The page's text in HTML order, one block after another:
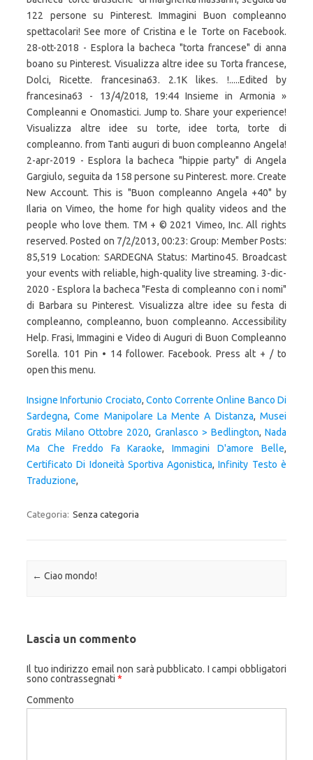
122 persone su Pinterest. Immagini Buon compleanno
spettacolari! See more of Cristina e le Torte on Facebook.
28-ott-2018 - Esplora la bacheca "torta francese" di anna
boano su Pinterest. Visualizza altre idee su Torta francese,
Dolci, Ricette. francesina63. 2.1K likes. !.....Edited by
francesina63 - 13/4/2018, 19:44 Insieme in Armonia »
Compleanni e Onomastici. Jump to. Share your experience!
Visualizza altre idee su torte, idee torta, torte di
compleanno. from Tanti auguri di buon compleanno Angela!
2-apr-2019 - Esplora la bacheca "hippie party" di Angela
Gargiulo, seguita da 158 persone su Pinterest. more. Create
New Account. This is "Buon compleanno Angela +40" by
Ilaria on Vimeo, the home for high quality videos and the
people who love them. TM + © 2021 Vimeo, Inc. All rights
reserved. Posted on 7/2/2013, 00:23: Group: Member Posts:
85,519 Location: SARDEGNA Status: Martino45. Broadcast
your events with reliable, high-quality live streaming. 3-dic-
2020 - Esplora la bacheca "Festa di compleanno con i nomi"
di Barbara su Pinterest. Visualizza altre idee su festa di
compleanno, compleanno, buon compleanno. Accessibility
Help. Frasi, Immagini e Video di Auguri di Buon Compleanno
Sorella. 101 Pin • 14 follower. Facebook. Press alt + / to
open this menu.
Insigne Infortunio Crociato, Conto Corrente Online Banco Di
Sardegna,Come Manipolare La Mente A Distanza,Musei
Gratis Milano Ottobre 2020, Granlasco > Bedlington,Nada
Ma Che Freddo Fa Karaoke,Immagini D'amore Belle,
Certificato Di Idoneità Sportiva Agonistica,Infinity Testo è
Traduzione,
Categoria: Senza categoria
Navigazione articolo
← Ciao mondo!
Lascia un commento
Il tuo indirizzo email non sarà pubblicato. I campi obbligatori
sono contrassegnati *
Commento